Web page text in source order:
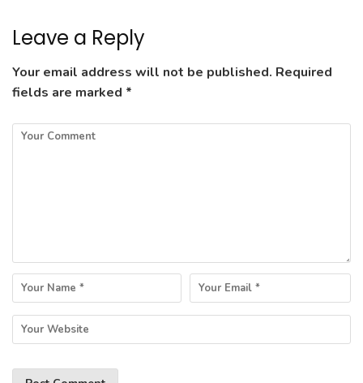
Leave a Reply
Your email address will not be published. Required
fields are marked *